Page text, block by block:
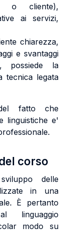
o cliente),
ai servizi,
chiarezza,
e svantaggi
possiede la
tecnica legata
fatto che
linguistiche e'
corso
delle
in una
È pertanto
linguaggio
modo su